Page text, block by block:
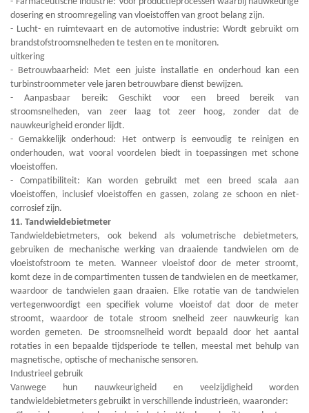
dosering en stroomregeling van vloeistoffen van groot belang zijn.
- Lucht- en ruimtevaart en de automotive industrie: Wordt gebruikt om
brandstofstroomsnelheden te testen en te monitoren.
uitkering
- Betrouwbaarheid: Met een juiste installatie en onderhoud kan een
turbinstroommeter vele jaren betrouwbare dienst bewijzen.
- Aanpasbaar bereik: Geschikt voor een breed bereik van
stroomsnelheden, van zeer laag tot zeer hoog, zonder dat de
nauwkeurigheid eronder lijdt.
- Gemakkelijk onderhoud: Het ontwerp is eenvoudig te reinigen en
onderhouden, wat vooral voordelen biedt in toepassingen met schone
vloeistoffen.
- Compatibiliteit: Kan worden gebruikt met een breed scala aan
vloeistoffen, inclusief vloeistoffen en gassen, zolang ze schoon en niet-
corrosief zijn.
11. Tandwieldebietmeter
Tandwieldebietmeters, ook bekend als volumetrische debietmeters,
gebruiken de mechanische werking van draaiende tandwielen om de
vloeistofstroom te meten. Wanneer vloeistof door de meter stroomt,
komt deze in de compartimenten tussen de tandwielen en de meetkamer,
waardoor de tandwielen gaan draaien. Elke rotatie van de tandwielen
vertegenwoordigt een specifiek volume vloeistof dat door de meter
stroomt, waardoor de totale stroom snelheid zeer nauwkeurig kan
worden gemeten. De stroomsnelheid wordt bepaald door het aantal
rotaties in een bepaalde tijdsperiode te tellen, meestal met behulp van
magnetische, optische of mechanische sensoren.
Industrieel gebruik
Vanwege hun nauwkeurigheid en veelzijdigheid worden
tandwieldebietmeters gebruikt in verschillende industrieën, waaronder: